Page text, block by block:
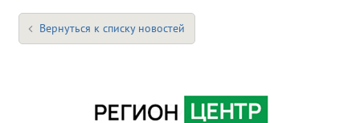
Вернуться к списку новостей